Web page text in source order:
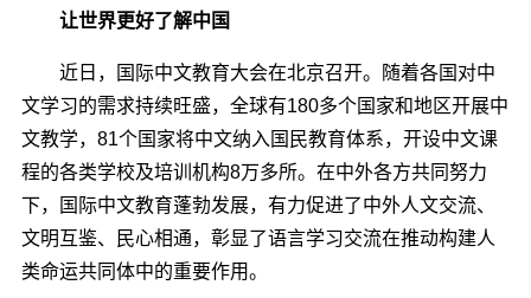
让世界更好了解中国
近日，国际中文教育大会在北京召开。随着各国对中
文学习的需求持续旺盛，全球有180多个国家和地区开展中
文教学，81个国家将中文纳入国民教育体系，开设中文课
程的各类学校及培训机构8万多所。在中外各方共同努力
下，国际中文教育蓬勃发展，有力促进了中外人文交流、
文明互鉴、民心相通，彰显了语言学习交流在推动构建人
类命运共同体中的重要作用。